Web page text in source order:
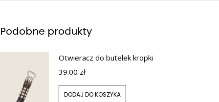
Podobne produkty
Otwieracz do butelek kropki
39.00 zł
DODAJ DO KOSZYKA